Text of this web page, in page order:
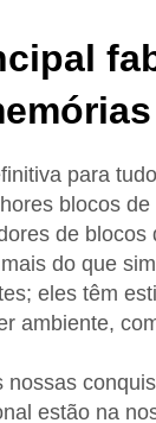
para
blocos
de blocos
do que
eles têm
ambiente,
estão na